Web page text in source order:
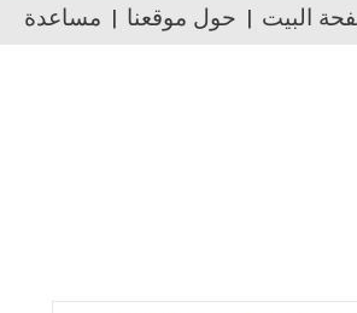
البيت حول موقعنا مساعدة